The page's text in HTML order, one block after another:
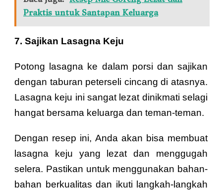
Praktis untuk Santapan Keluarga
7. Sajikan Lasagna Keju
Potong lasagna ke dalam porsi dan sajikan
dengan taburan peterseli cincang di atasnya.
Lasagna keju ini sangat lezat dinikmati selagi
hangat bersama keluarga dan teman-teman.
Dengan resep ini, Anda akan bisa membuat
lasagna keju yang lezat dan menggugah
selera. Pastikan untuk menggunakan bahan-
bahan berkualitas dan ikuti langkah-langkah